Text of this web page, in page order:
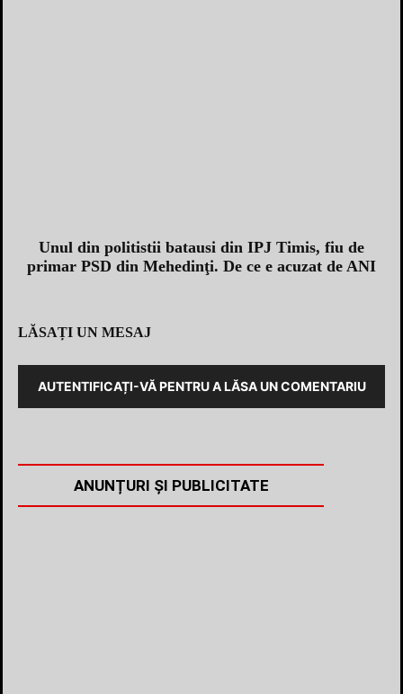
Unul din politistii batausi din IPJ Timis, fiu de
primar PSD din Mehedinţi. De ce e acuzat de ANI
LĂSAȚI UN MESAJ
AUTENTIFICAȚI-VĂ PENTRU A LĂSA UN COMENTARIU
ANUNȚURI ȘI PUBLICITATE